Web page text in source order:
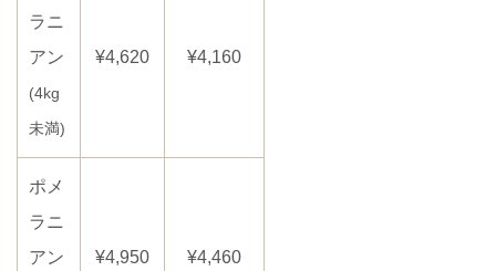
ラニ
アン
(4kg
未満)
¥4,620 ¥4,160
ポメ
ラニ
アン
¥4,950 ¥4,460